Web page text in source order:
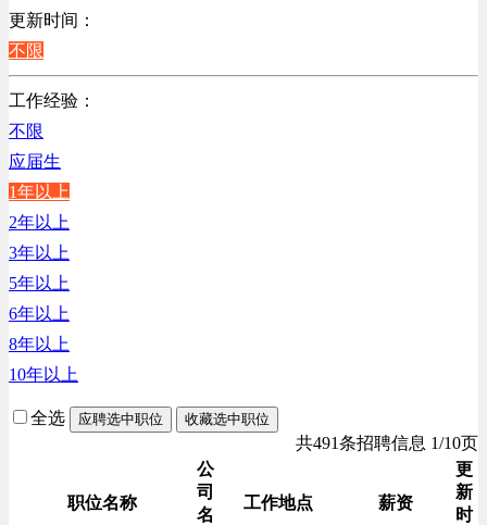
销售管理类
计算机软件类
贸易/物流/仓储/采购类
客服及凯发娱乐网址的技术支持类
高级管理类
电子/电器/半导体类
电力电气/能源/自动化
程序/语言开发类
行政/后勤/文秘类
销售类
人力资源类
互联网/电子商务/游戏类
建筑装潢/市政建设类
通信/移动互联网/手机类
技工/维修类
生产/加工/认证类
更新时间：
不限
工作经验：
不限
应届生
1年以上
2年以上
3年以上
5年以上
6年以上
8年以上
10年以上
全选 应聘选中职位 收藏选中职位
共491条招聘信息 1/10页
职位名称
公
司
名
工作地点 薪资
更
新
时